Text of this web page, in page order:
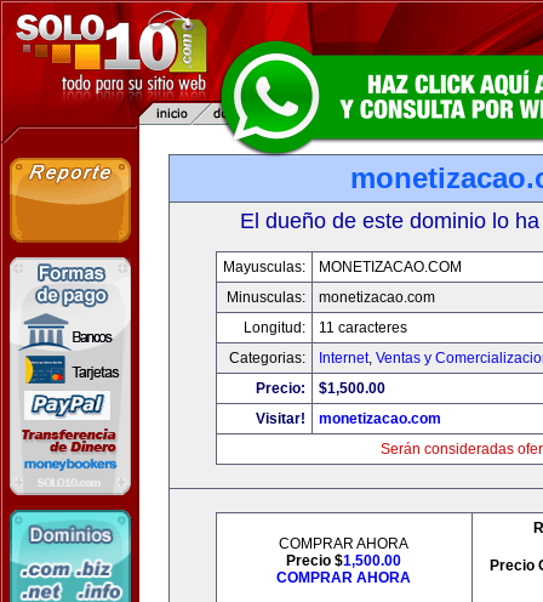
El dueño de este dominio lo
Mayusculas:
MONETIZACAO.COM
Minusculas:
monetizacao.com
Longitud:
11 caracteres
Categorias:
Internet, Ventas y
Precio:
$1,500.00
Visitar!
monetizacao.com
Serán consideradas
COMPRAR AHORA
Precio $1,500.00
COMPRAR AHORA
Precio